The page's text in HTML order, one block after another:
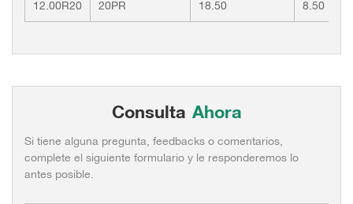
12.00R20 20PR 18.50 8.50
Consulta Ahora
Si tiene alguna pregunta, feedbacks o comentarios,
complete el siguiente formulario y le responderemos lo
antes posible.